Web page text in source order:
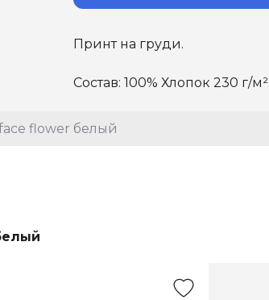
flower белый
Принт на груди.
Состав: 100% Хлопок 230 г/м².